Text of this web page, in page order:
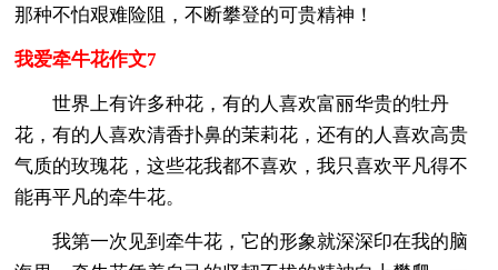
那种不怕艰难险阻，不断攀登的可贵精神！
我爱牵牛花作文7
世界上有许多种花，有的人喜欢富丽华贵的牡丹
花，有的人喜欢清香扑鼻的茉莉花，还有的人喜欢高贵
气质的玫瑰花，这些花我都不喜欢，我只喜欢平凡得不
能再平凡的牵牛花。
我第一次见到牵牛花，它的形象就深深印在我的脑